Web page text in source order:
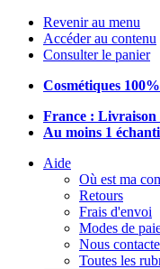
Revenir au menu
Accéder au contenu
Consulter le panier
Cosmétiques
France :
Au moins 1
Aide
Où est ma
Retours
Frais d'envoi
Modes de
Nous
Toutes les